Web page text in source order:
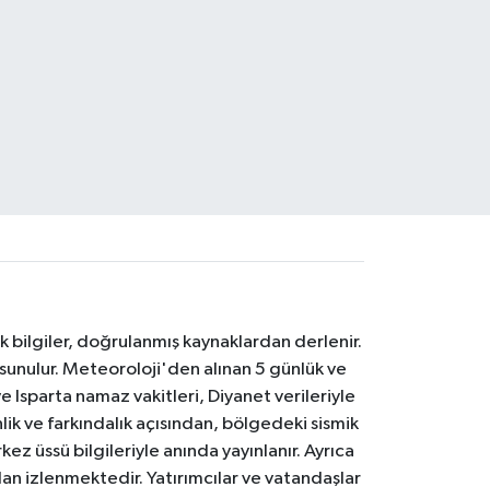
bilgiler, doğrulanmış kaynaklardan derlenir.
Meteoroloji'den alınan 5 günlük ve
Isparta namaz vakitleri, Diyanet verileriyle
ve farkındalık açısından, bölgedeki sismik
üssü bilgileriyle anında yayınlanır. Ayrıca
izlenmektedir. Yatırımcılar ve vatandaşlar